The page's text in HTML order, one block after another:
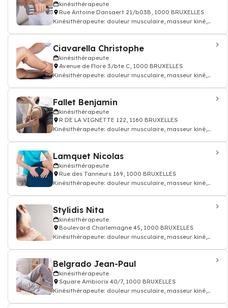
kinésithérapeute
Rue Antoine Dansaert 21/b03B, 1000 BRUXELLES
Kinésithérapeute: douleur musculaire, masseur kiné,
Ciavarella Christophe
kinésithérapeute
Avenue de Flore 3/bte C, 1000 BRUXELLES
Kinésithérapeute: douleur musculaire, masseur kiné,
Fallet Benjamin
kinésithérapeute
R DE LA VIGNETTE 122, 1160 BRUXELLES
Kinésithérapeute: douleur musculaire, masseur kiné,
Lamquet Nicolas
kinésithérapeute
Rue des Tanneurs 169, 1000 BRUXELLES
Kinésithérapeute: douleur musculaire, masseur kiné,
Stylidis Nita
kinésithérapeute
Boulevard Charlemagne 45, 1000 BRUXELLES
Kinésithérapeute: douleur musculaire, masseur kiné,
Belgrado Jean-Paul
kinésithérapeute
Square Ambiorix 40/7, 1000 BRUXELLES
Kinésithérapeute: douleur musculaire, masseur kiné,